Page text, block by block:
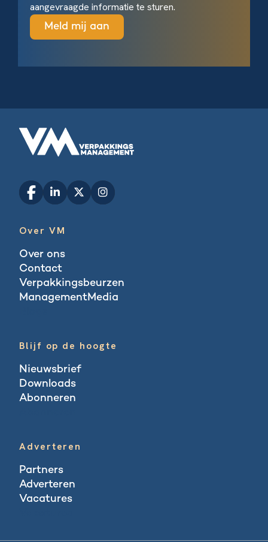
aangevraagde informatie te sturen.
Over VM
Over ons
Contact
Verpakkingsbeurzen
ManagementMedia
Blijf op de hoogte
Nieuwsbrief
Downloads
Abonneren
Adverteren
Partners
Adverteren
Vacatures